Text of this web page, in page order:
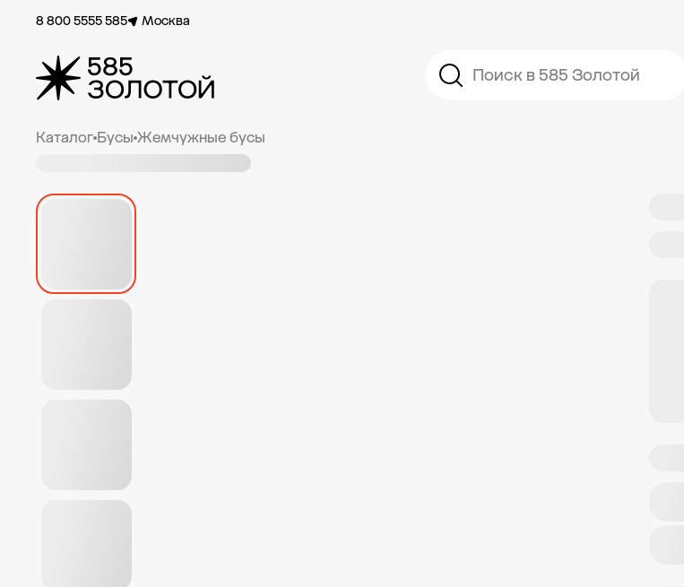
8 800 5555 585 Москва
Поиск в 585 Золотой
Каталог Бусы Жемчужные бусы